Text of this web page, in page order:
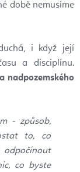
době nemusíme
i když její
a disciplínu.
nadpozemského
- způsob,
to, co
co byste